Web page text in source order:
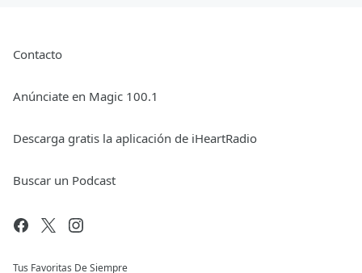
Contacto
Anúnciate en Magic 100.1
Descarga gratis la aplicación de iHeartRadio
Buscar un Podcast
Tus Favoritas De Siempre